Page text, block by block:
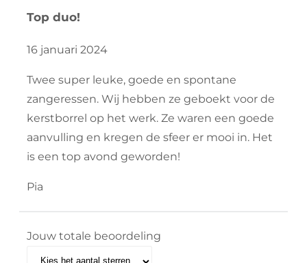
Top duo!
16 januari 2024
Twee super leuke, goede en spontane
zangeressen. Wij hebben ze geboekt voor de
kerstborrel op het werk. Ze waren een goede
aanvulling en kregen de sfeer er mooi in. Het
is een top avond geworden!
Pia
Jouw totale beoordeling